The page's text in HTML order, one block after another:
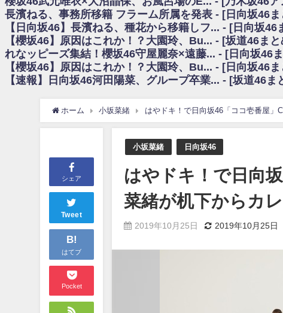
日向坂46まとめのまとめ / 【日向坂46】富田鈴花、次の事務所が決まってそう！
日向坂46まとめのまとめ / 【日向坂46】富田鈴花、次の事務所が決まってそう！
乃木坂46アンテナ / 【日向坂46】この月、何かあるのか！？『お願いバッハ！』
乃木坂あんてな ～乃木坂46・欅坂46・日向坂46のニュース・情報・話題をピッ
欅坂46/日向坂46まとめのまとめ / 『anan』の表紙の櫻坂46さん、多様性の時代
欅坂46/日向坂46まとめのまとめ / 日向坂46より重大発表！！！！
日向坂46まとめのまとめ / 【朗報】増田三莉音さんの生足wwwwwwwwwwww
日向坂46まとめのまとめ / 【日向坂46】五期生着ぐるみ生写真も！ 富田鈴花考
アイドル – ぷぅアンテナ / 「乃木坂46ののぎおび⊿」北野日奈子が生配信！【
アイドル – ぷぅアンテナ / 2022年3月22日（火）のメディア情報
アイドル – ぷぅアンテナ / 【乃木坂46】井上和の『なぎおはぎ』って こんぺい
アイドル – ぷぅアンテナ / 【乃木坂46】日村勇紀 gif職人が切り抜いた名シーン.gif
ふぇどみ！ / 【悲報】呪術廻戦、視聴率5.1%
ふぇどみ！ / 【画像】スポ－ツキャスターお姉さん・ハメまくりだったｗｗｗｗ
ふぇどみ！ / 【悲報】母「裕福な過程が高学歴になるとか大嘘。教育に金をかけ
Powered by livedoor 相互RSS
長濱ねる、事務所移籍 フラーム所属を発表 - [日向坂46
【日向坂46】長濱ねる、種花から移籍しフ... - [日向坂46
【櫻坂46】原因はこれか！？大園玲、Bu... - [坂道46ま
れなッピーズ集結！櫻坂46守屋麗奈×遠藤... - [日向坂46
【櫻坂46】原因はこれか！？大園玲、Bu... - [日向坂46
【速報】日向坂46河田陽菜、グループ卒業... - [坂道46ま
ホーム 小坂菜緒 はやドキ！で日向坂46「ココ壱番屋」
シェア
Tweet
B!
はてブ
Pocket
小坂菜緒 日向坂46
はやドキ！で日向
菜緒が机下からカ
2019年10月25日 2019年10月25日